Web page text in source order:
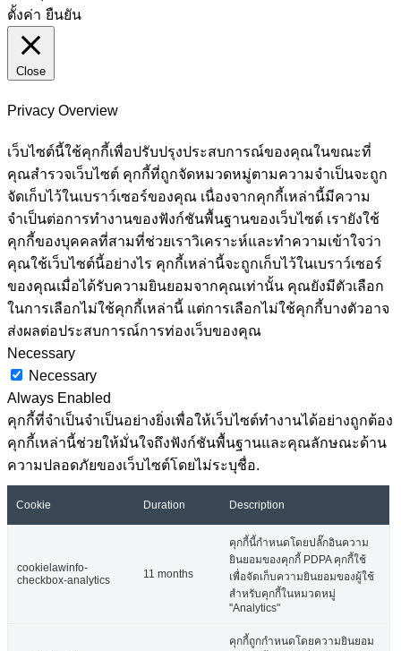
ตั้งค่า ยืนยัน
Close
Privacy Overview
เว็บไซต์นี้ใช้คุกกี้เพื่อปรับปรุงประสบการณ์ของคุณในขณะที่
คุณสำรวจเว็บไซต์ คุกกี้ที่ถูกจัดหมวดหมู่ตามความจำเป็นจะถูก
จัดเก็บไว้ในเบราว์เซอร์ของคุณ เนื่องจากคุกกี้เหล่านี้มีความ
จำเป็นต่อการทำงานของฟังก์ชันพื้นฐานของเว็บไซต์ เรายังใช้
คุกกี้ของบุคคลที่สามที่ช่วยเราวิเคราะห์และทำความเข้าใจว่า
คุณใช้เว็บไซต์นี้อย่างไร คุกกี้เหล่านี้จะถูกเก็บไว้ในเบราว์เซอร์
ของคุณเมื่อได้รับความยินยอมจากคุณเท่านั้น คุณยังมีตัวเลือก
ในการเลือกไม่ใช้คุกกี้เหล่านี้ แต่การเลือกไม่ใช้คุกกี้บางตัวอาจ
ส่งผลต่อประสบการณ์การท่องเว็บของคุณ
Necessary
Necessary
Always Enabled
คุกกี้ที่จำเป็นจำเป็นอย่างยิ่งเพื่อให้เว็บไซต์ทำงานได้อย่างถูกต้อง
คุกกี้เหล่านี้ช่วยให้มั่นใจถึงฟังก์ชันพื้นฐานและคุณลักษณะด้าน
ความปลอดภัยของเว็บไซต์โดยไม่ระบุชื่อ.
Cookie Duration Description
cookielawinfo-
checkbox-analytics
11 months
คุกกี้นี้กำหนดโดยปลั๊กอินความ
ยินยอมของคุกกี้ PDPA คุกกี้ใช้
เพื่อจัดเก็บความยินยอมของผู้ใช้
สำหรับคุกกี้ในหมวดหมู่
"Analytics"
คุกกี้ถูกกำหนดโดยความยินยอม